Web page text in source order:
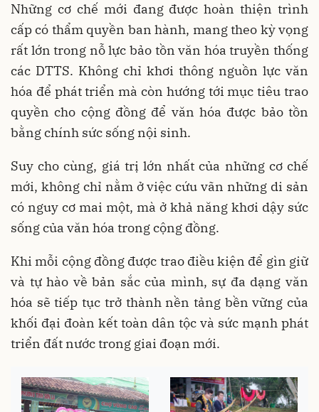
Những cơ chế mới đang được hoàn thiện trình
cấp có thẩm quyền ban hành, mang theo kỳ vọng
rất lớn trong nỗ lực bảo tồn văn hóa truyền thống
các DTTS. Không chỉ khơi thông nguồn lực văn
hóa để phát triển mà còn hướng tới mục tiêu trao
quyền cho cộng đồng để văn hóa được bảo tồn
bằng chính sức sống nội sinh.
Suy cho cùng, giá trị lớn nhất của những cơ chế
mới, không chỉ nằm ở việc cứu vãn những di sản
có nguy cơ mai một, mà ở khả năng khơi dậy sức
sống của văn hóa trong cộng đồng.
Khi mỗi cộng đồng được trao điều kiện để gìn giữ
và tự hào về bản sắc của mình, sự đa dạng văn
hóa sẽ tiếp tục trở thành nền tảng bền vững của
khối đại đoàn kết toàn dân tộc và sức mạnh phát
triển đất nước trong giai đoạn mới.